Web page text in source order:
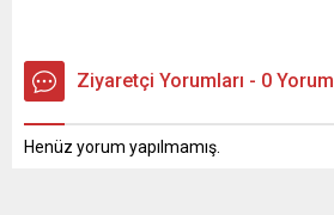
Ziyaretçi Yorumları - 0 Yorum
Henüz yorum yapılmamış.